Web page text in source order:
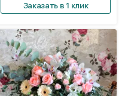
Заказать в 1 клик